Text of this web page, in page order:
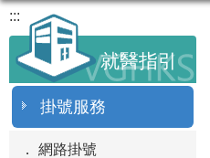
:::
就醫指引
掛號服務
網路掛號